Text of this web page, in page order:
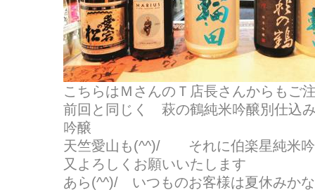
こちらはＭさんのＴ店長さんからもご
前回と同じく 萩の鶴純米吟醸別仕込
吟醸
天竺愛山も(^^)/ それに伯楽星純米吟
又よろしくお願いいたします
あら(^^)/ いつものお客様は夏休みか